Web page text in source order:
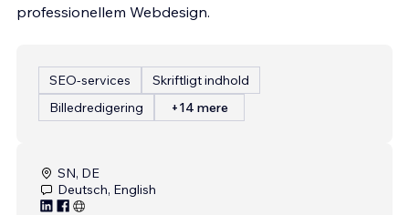
professionellem Webdesign.
SEO-services
Skriftligt indhold
Billedredigering
+14 mere
SN, DE
Deutsch, English